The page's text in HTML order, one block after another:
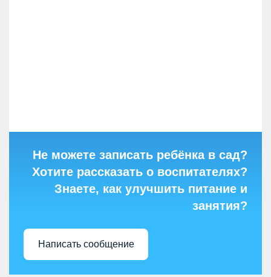
Не можете записать ребёнка в сад?
Хотите рассказать о воспитателях?
Знаете, как улучшить питание и
занятия?
Написать сообщение